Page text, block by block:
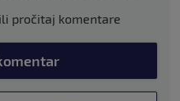
pročitaj komentare